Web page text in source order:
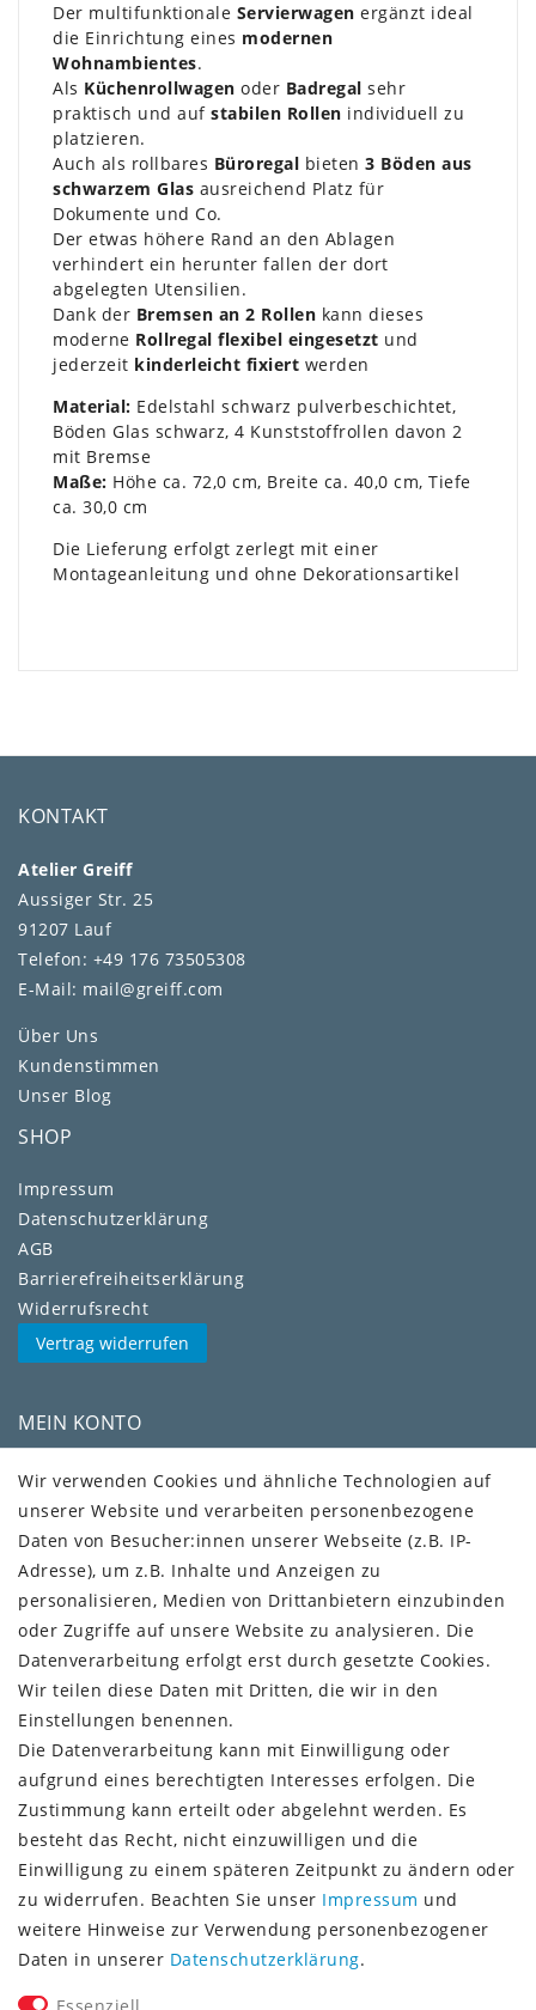
Der multifunktionale Servierwagen ergänzt ideal
die Einrichtung eines modernen
Wohnambientes.
Als Küchenrollwagen oder Badregal sehr
praktisch und auf stabilen Rollen individuell zu
platzieren.
Auch als rollbares Büroregal bieten 3 Böden aus
schwarzem Glas ausreichend Platz für
Dokumente und Co.
Der etwas höhere Rand an den Ablagen
verhindert ein herunter fallen der dort
abgelegten Utensilien.
Dank der Bremsen an 2 Rollen kann dieses
moderne Rollregal flexibel eingesetzt und
jederzeit kinderleicht fixiert werden
Material: Edelstahl schwarz pulverbeschichtet,
Böden Glas schwarz, 4 Kunststoffrollen davon 2
mit Bremse
Maße: Höhe ca. 72,0 cm, Breite ca. 40,0 cm, Tiefe
ca. 30,0 cm
Die Lieferung erfolgt zerlegt mit einer
Montageanleitung und ohne Dekorationsartikel
KONTAKT
Atelier Greiff
Aussiger Str. 25
91207 Lauf
Telefon: +49 176 73505308
E-Mail: mail@greiff.com
Über Uns
Kundenstimmen
Unser Blog
SHOP
Impressum
Daten­schutz­erklärung
AGB
Barrierefreiheitserklärung
Widerrufs­recht
Vertrag widerrufen
MEIN KONTO
Kundenkonto
VERSAND + SERVICE
Versandinformationen
Rückgabeinformationen
Zahlungsinformationen
Vorkasse (3% Rabatt)
Paypal
Kauf auf Rechnung (Paypalservice)
Lastschrift (Paypalservice)
Kreditkarte (Paypalservice)
SOCIAL MEDIA
Wir verwenden Cookies und ähnliche Technologien auf
unserer Website und verarbeiten personenbezogene
Daten von Besucher:innen unserer Webseite (z.B. IP-
Adresse), um z.B. Inhalte und Anzeigen zu
personalisieren, Medien von Drittanbietern einzubinden
oder Zugriffe auf unsere Website zu analysieren. Die
Datenverarbeitung erfolgt erst durch gesetzte Cookies.
Wir teilen diese Daten mit Dritten, die wir in den
Einstellungen benennen.
Die Datenverarbeitung kann mit Einwilligung oder
aufgrund eines berechtigten Interesses erfolgen. Die
Zustimmung kann erteilt oder abgelehnt werden. Es
besteht das Recht, nicht einzuwilligen und die
Einwilligung zu einem späteren Zeitpunkt zu ändern oder
zu widerrufen. Beachten Sie unser Impressum und
weitere Hinweise zur Verwendung personenbezogener
Daten in unserer Daten­schutz­erklärung.